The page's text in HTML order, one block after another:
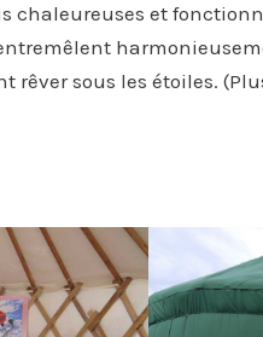
et
sous les étoiles.